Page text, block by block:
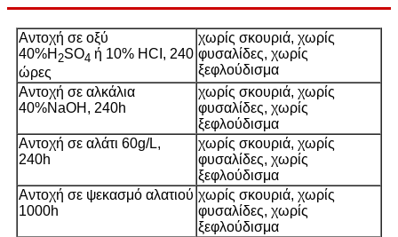
Αντοχή σε οξύ
40%Η 2SO4 ή 10% HCI, 240
ώρες
χωρίς σκουριά, χωρίς
φυσαλίδες, χωρίς
ξεφλούδισμα
Αντοχή σε αλκάλια
40%NaOH, 240h
χωρίς σκουριά, χωρίς
φυσαλίδες, χωρίς
ξεφλούδισμα
Αντοχή σε αλάτι 60g/L,
240h
χωρίς σκουριά, χωρίς
φυσαλίδες, χωρίς
ξεφλούδισμα
Αντοχή σε ψεκασμό αλατιού
1000h
χωρίς σκουριά, χωρίς
φυσαλίδες, χωρίς
ξεφλούδισμα